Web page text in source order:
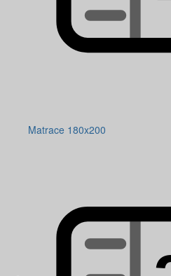
Matrace 180x200